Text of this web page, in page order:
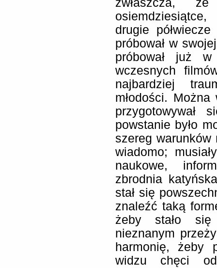
zwłaszcza,
drugie
próbował w
próbował już
wczesnych
najbardziej
młodości.
powstanie było
szereg warunków
wiadomo;
naukowe,
zbrodnia
stał się
znaleźć taką
żeby stało
nieznanym
harmonię, żeby
widzu chęci